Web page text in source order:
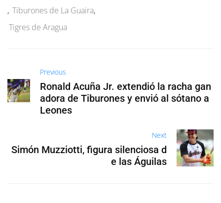
, Tiburones de La Guaira,
Tigres de Aragua
Previous
Ronald Acuña Jr. extendió la racha gan
adora de Tiburones y envió al sótano a
Leones
Next
Simón Muzziotti, figura silenciosa d
e las Águilas